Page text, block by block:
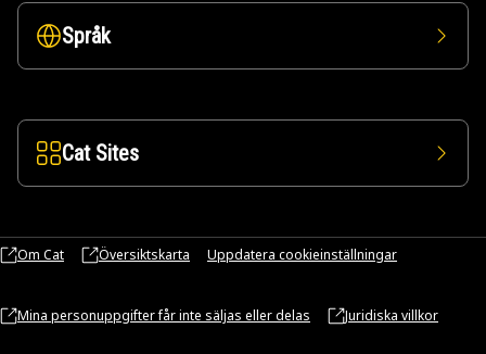
Språk
Cat Sites
Om Cat Översiktskarta Uppdatera cookieinställningar
Mina personuppgifter får inte säljas eller delas Juridiska villkor